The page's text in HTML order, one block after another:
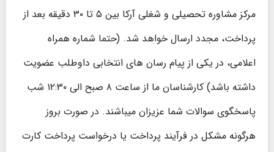
مرکز مشاوره تحصیلی و شغلی آرکا بین ۵ تا ۳۰ دقیقه بعد از
پرداخت، مجدد ارسال خواهد شد. (حتما شماره همراه
اعلامی، در یکی از پیام رسان های انتخابی داوطلب عضویت
داشته باشد) کارشناسان ما از ساعت ۸ صبح الی ۱۲:۳۰ شب
پاسخگوی سوالات شما عزیزان میباشند. در صورت بروز
هرگونه مشکل در فرآیند پرداخت یا درخواست پرداخت کارت